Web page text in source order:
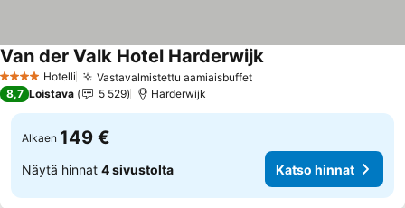
4 Tähtiluokitus
Hotelli Vastavalmistettu aamiaisbuffetKatso hinnat
Van der Valk Hotel HarderwijkKatso hinnat
8,7 Loistava 5 529 Harderwijk
Alkaen 149 €
Näytä hinnat 4 sivustolta Katso hinnat